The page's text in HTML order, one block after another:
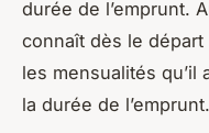
durée de l’emprunt.
connaît dès le
les mensualités qu’il
la durée de l’emprunt.